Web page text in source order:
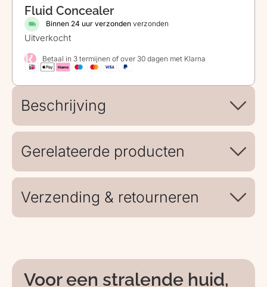
Fluid Concealer
Binnen 24 uur verzonden verzonden
Uitverkocht
Betaal in 3 termijnen of over 30 dagen met Klarna
Beschrijving
Gerelateerde producten
Verzending & retourneren
Voor een stralende huid,